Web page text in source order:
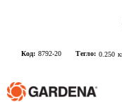
Код: 8792-20 Тегло: 0.250